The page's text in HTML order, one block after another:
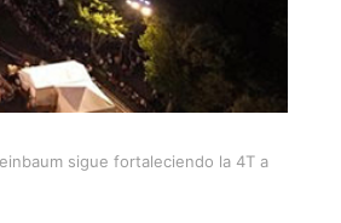
sigue fortaleciendo la 4T a